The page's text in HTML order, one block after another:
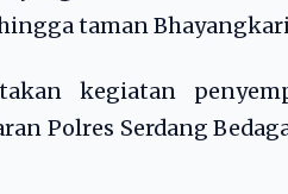
taman
kegiatan
Polres Serdang